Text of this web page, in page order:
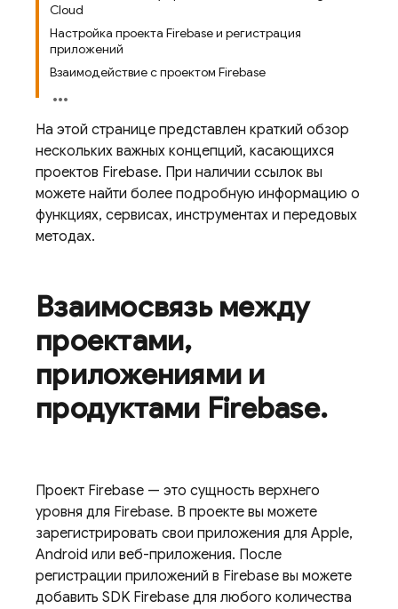
Cloud
Настройка проекта Firebase и регистрация
приложений
Взаимодействие с проектом Firebase
На этой странице представлен краткий обзор
нескольких важных концепций, касающихся
проектов Firebase. При наличии ссылок вы
можете найти более подробную информацию о
функциях, сервисах, инструментах и ​​передовых
методах.
Взаимосвязь между
проектами,
приложениями и
продуктами Firebase.
Проект Firebase — это сущность верхнего
уровня для Firebase. В проекте вы можете
зарегистрировать свои приложения для Apple,
Android или веб-приложения. После
регистрации приложений в Firebase вы можете
добавить SDK Firebase для любого количества